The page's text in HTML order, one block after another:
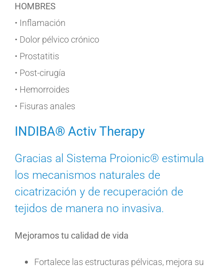
HOMBRES
• Inflamación
• Dolor pélvico crónico
• Prostatitis
• Post-cirugía
• Hemorroides
• Fisuras anales
INDIBA® Activ Therapy
Gracias al Sistema Proionic® estimula
los mecanismos naturales de
cicatrización y de recuperación de
tejidos de manera no invasiva.
Mejoramos tu calidad de vida
Fortalece las estructuras pélvicas, mejora su